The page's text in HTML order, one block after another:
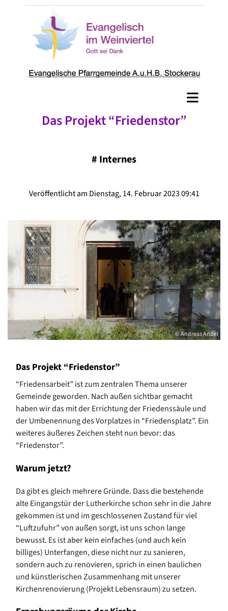
Das Projekt “Friedenstor”
# Internes
Veröffentlicht am Dienstag, 14. Februar 2023 09:41
© Andreas Andel
Das Projekt “Friedenstor”
“Friedensarbeit” ist zum zentralen Thema unserer
Gemeinde geworden. Nach außen sichtbar gemacht
haben wir das mit der Errichtung der Friedenssäule und
der Umbenennung des Vorplatzes in “Friedensplatz”. Ein
weiteres äußeres Zeichen steht nun bevor: das
“Friedenstor”.
Warum jetzt?
Da gibt es gleich mehrere Gründe. Dass die bestehende
alte Eingangstür der Lutherkirche schon sehr in die Jahre
gekommen ist und im geschlossenen Zustand für viel
“Luftzufuhr” von außen sorgt, ist uns schon lange
bewusst. Es ist aber kein einfaches (und auch kein
billiges) Unterfangen, diese nicht nur zu sanieren,
sondern auch zu renovieren, sprich in einen baulichen
und künstlerischen Zusammenhang mit unserer
Kirchenrenovierung (Projekt Lebensraum) zu setzen.